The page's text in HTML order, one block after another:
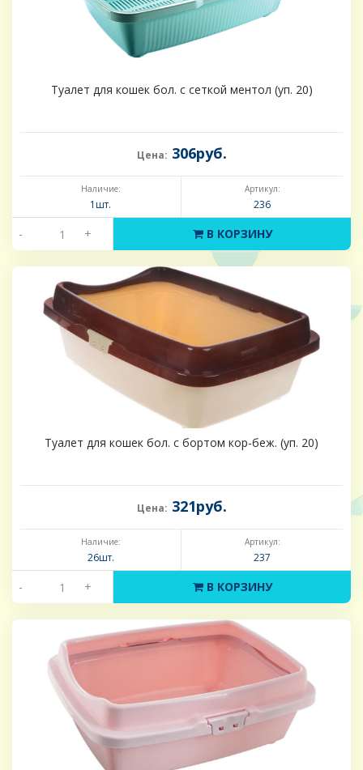
Туалет для кошек бол. с сеткой ментол (уп. 20)
Цена: 306руб.
Наличие:
1шт.
Артикул:
236
- + В КОРЗИНУ
Туалет для кошек бол. с бортом кор-беж. (уп. 20)
Цена: 321руб.
Наличие:
26шт.
Артикул:
237
- + В КОРЗИНУ